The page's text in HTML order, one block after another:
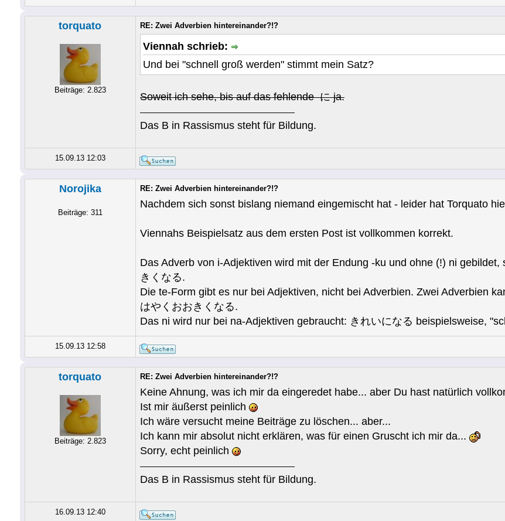
torquato
Beiträge: 2.823
RE: Zwei Adverbien hintereinander?!?
Viennah schrieb:
Und bei "schnell groß werden" stimmt mein Satz?
Soweit ich sehe, bis auf das fehlende に ja.
Das B in Rassismus steht für Bildung.
15.09.13 12:03
Norojika
Beiträge: 311
RE: Zwei Adverbien hintereinander?!?
Nachdem sich sonst bislang niemand eingemischt hat - leider hat Torquato
Viennahs Beispielsatz aus dem ersten Post ist vollkommen korrekt.
Das Adverb von i-Adjektiven wird mit der Endung -ku und ohne (!) ni
きくなる.
Die te-Form gibt es nur bei Adjektiven, nicht bei Adverbien. Zwei Adverbien
はやくおおきくなる.
Das ni wird nur bei na-Adjektiven gebraucht: きれいになる beispielsweise,
15.09.13 12:58
torquato
Beiträge: 2.823
RE: Zwei Adverbien hintereinander?!?
Keine Ahnung, was ich mir da eingeredet habe... aber Du hast natürlich
Ist mir äußerst peinlich
Ich wäre versucht meine Beiträge zu löschen... aber...
Ich kann mir absolut nicht erklären, was für einen Gruscht ich mir da...
Sorry, echt peinlich
Das B in Rassismus steht für Bildung.
16.09.13 12:40